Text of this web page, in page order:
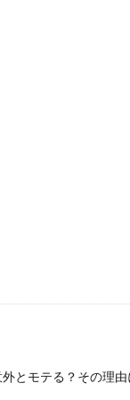
とモテる？その理由